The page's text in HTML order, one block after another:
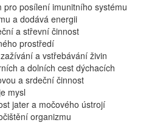
pro posílení imunitního systému
a dodává energii
a střevní činnost
prostředí
a vstřebávání živin
a dolních cest dýchacích
a srdeční činnost
mysl
jater a močového ústrojí
organizmu